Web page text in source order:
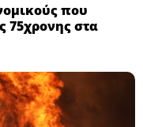
που
75χρονης στα